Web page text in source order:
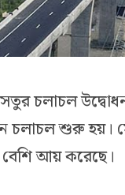
চলাচল উদ্বোধন
চলাচল শুরু
আয় করেছে।